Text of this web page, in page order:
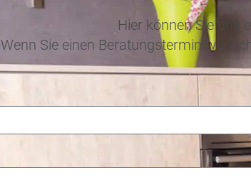
Hier können Sie uns
Wenn Sie einen Beratungstermin